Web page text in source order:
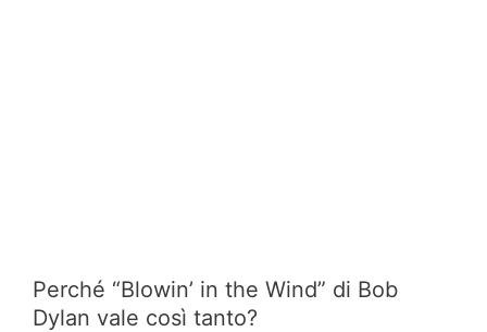
Perché “Blowin’ in the Wind” di Bob
Dylan vale così tanto?